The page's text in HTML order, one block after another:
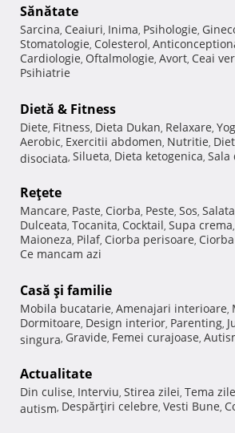
Sănătate
Sarcina, Ceaiuri, Inima, Psihologie,
Stomatologie, Colesterol,
Cardiologie, Oftalmologie, Avort, Ceai
Psihiatrie
Dietă & Fitness
Diete, Fitness, Dieta Dukan, Relaxare,
Aerobic, Exercitii abdomen, Nutritie,
disociata, Silueta, Dieta ketogenica, Sala
Reţete
Mancare, Paste, Ciorba, Peste, Sos, Salata
Dulceata, Tocanita, Cocktail, Supa crema,
Maioneza, Pilaf, Ciorba perisoare,
Ce mancam azi
Casă şi familie
Mobila bucatarie, Amenajari interioare,
Dormitoare, Design interior, Parenting,
singura, Gravide, Femei curajoase,
Actualitate
Din culise, Interviu, Stirea zilei, Tema
autism, Despărţiri celebre, Vesti Bune,